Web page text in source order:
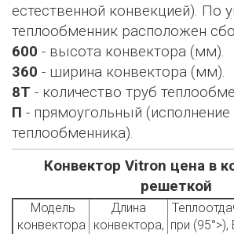
естественной конвекцией). По
теплообменник расположен
600 - высота конвектора (мм).
360 - ширина конвектора (мм).
8Т - количество труб
П - прямоугольный (исполнение
теплообменника).
Конвектор Vitron цена в
решеткой
Модель
конвектора
Длина
конвектора, при (95°>),